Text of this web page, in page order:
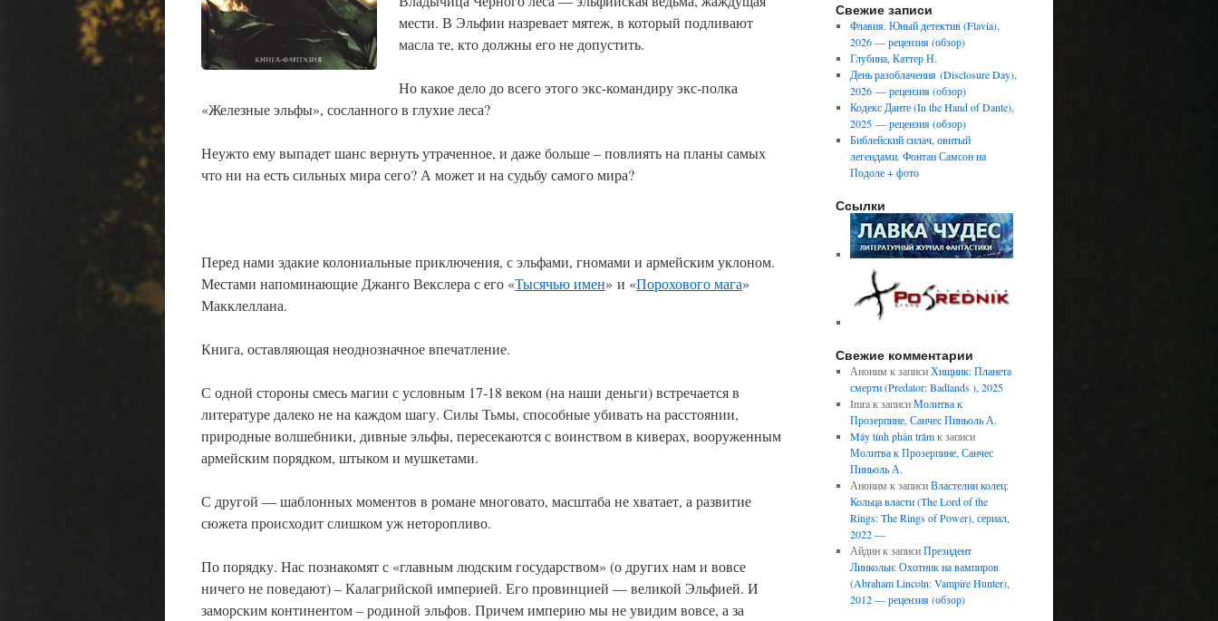
мести. В Эльфии назревает мятеж, в который подливают
масла те, кто должны его не допустить.
Но какое дело до всего этого экс-командиру экс-полка
«Железные эльфы», сосланного в глухие леса?
Неужто ему выпадет шанс вернуть утраченное, и даже больше – повлиять на планы самых
что ни на есть сильных мира сего? А может и на судьбу самого мира?
Перед нами эдакие колониальные приключения, с эльфами, гномами и армейским уклоном.
Местами напоминающие Джанго Векслера с его «Тысячью имен» и «Порохового мага»
Макклеллана.
Книга, оставляющая неоднозначное впечатление.
С одной стороны смесь магии с условным 17-18 веком (на наши деньги) встречается в
литературе далеко не на каждом шагу. Силы Тьмы, способные убивать на расстоянии,
природные волшебники, дивные эльфы, пересекаются с воинством в киверах, вооруженным
армейским порядком, штыком и мушкетами.
С другой — шаблонных моментов в романе многовато, масштаба не хватает, а развитие
сюжета происходит слишком уж неторопливо.
По порядку. Нас познакомят с «главным людским государством» (о других нам и вовсе
ничего не поведают) – Калагрийской империей. Его провинцией — великой Эльфией. И
заморским континентом – родиной эльфов. Причем империю мы не увидим вовсе, а за
Свежие записи
Флавия. Юный детектив (Flavia),
2026 — рецензия (обзор)
Глубина, Каттер Н.
День разоблачения (Disclosure Day),
2026 — рецензия (обзор)
Кодекс Данте (In the Hand of Dante),
2025 — рецензия (обзор)
Библейский силач, овитый
легендами. Фонтан Самсон на
Подоле + фото
Ссылки
Свежие комментарии
Аноним к записиХищник: Планета
смерти (Predator: Badlands ), 2025
Imraк записиМолитва к
Прозерпине, Санчес Пиньоль А.
Máy tính phần trămк записи
Молитва к Прозерпине, Санчес
Пиньоль А.
Аноним к записиВластелин колец:
Кольца власти (The Lord of the
Rings: The Rings of Power), сериал,
2022 —
Айдинк записиПрезидент
Линкольн: Охотник на вампиров
(Abraham Lincoln: Vampire Hunter),
2012 — рецензия (обзор)